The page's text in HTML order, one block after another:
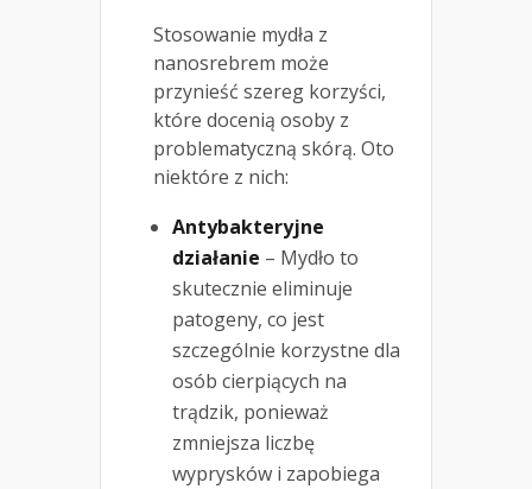
Stosowanie mydła z
nanosrebrem może
przynieść szereg korzyści,
które docenią osoby z
problematyczną skórą. Oto
niektóre z nich:
Antybakteryjne
działanie – Mydło to
skutecznie eliminuje
patogeny, co jest
szczególnie korzystne dla
osób cierpiących na
trądzik, ponieważ
zmniejsza liczbę
wyprysków i zapobiega